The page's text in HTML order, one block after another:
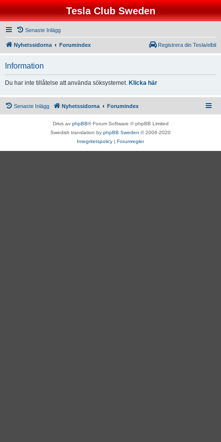
Tesla Club Sweden
Senaste Inlägg
Nyhetssidorna Forumindex Registrera din Tesla/elbil
Information
Du har inte tillåtelse att använda söksystemet. Klicka här
Senaste Inlägg Nyhetssidorna Forumindex
Drivs av phpBB® Forum Software © phpBB Limited
Swedish translation by phpBB Sweden © 2006-2020
Integritetspolicy | Forumregler